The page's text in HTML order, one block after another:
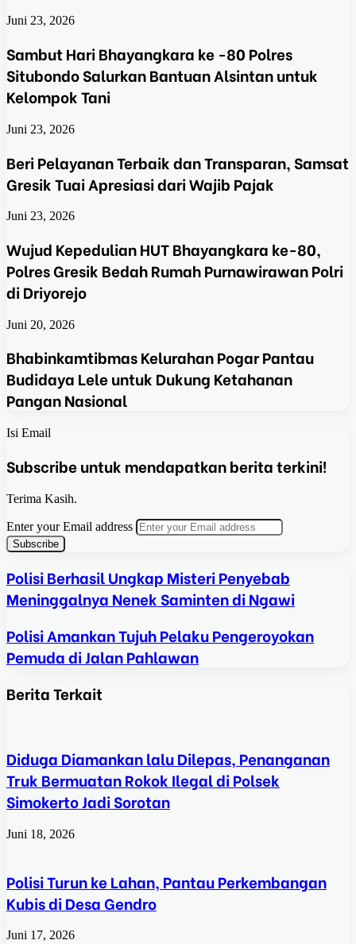
Juni 23, 2026
Sambut Hari Bhayangkara ke -80 Polres
Situbondo Salurkan Bantuan Alsintan untuk
Kelompok Tani
Juni 23, 2026
Beri Pelayanan Terbaik dan Transparan, Samsat
Gresik Tuai Apresiasi dari Wajib Pajak
Juni 23, 2026
Wujud Kepedulian HUT Bhayangkara ke-80,
Polres Gresik Bedah Rumah Purnawirawan Polri
di Driyorejo
Juni 20, 2026
Bhabinkamtibmas Kelurahan Pogar Pantau
Budidaya Lele untuk Dukung Ketahanan
Pangan Nasional
Isi Email
Subscribe untuk mendapatkan berita terkini!
Terima Kasih.
Enter your Email address
Polisi Berhasil Ungkap Misteri Penyebab
Meninggalnya Nenek Saminten di Ngawi
Polisi Amankan Tujuh Pelaku Pengeroyokan
Pemuda di Jalan Pahlawan
Berita Terkait
Diduga Diamankan lalu Dilepas, Penanganan
Truk Bermuatan Rokok Ilegal di Polsek
Simokerto Jadi Sorotan
Juni 18, 2026
Polisi Turun ke Lahan, Pantau Perkembangan
Kubis di Desa Gendro
Juni 17, 2026